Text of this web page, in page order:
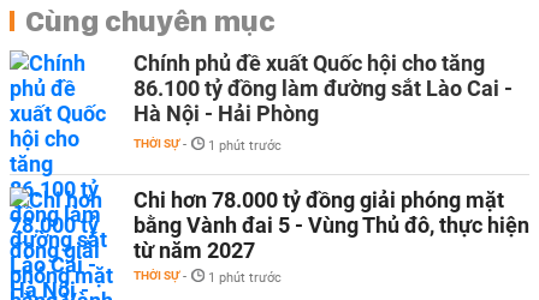
Cùng chuyên mục
Chính phủ đề xuất Quốc hội cho tăng
86.100 tỷ đồng làm đường sắt Lào Cai -
Hà Nội - Hải Phòng
THỜI SỰ - 1 phút trước
Chi hơn 78.000 tỷ đồng giải phóng mặt
bằng Vành đai 5 - Vùng Thủ đô, thực hiện
từ năm 2027
THỜI SỰ - 1 phút trước